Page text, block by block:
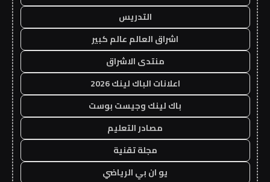
التدريس
اشراق العالم عالم كبير
منتدى الاشراق
اعلانات الباك لينك 2026
باك لينك وجيست بوست
مصادر التعليم
مجلة تقنية
يو ان بي الرياضي